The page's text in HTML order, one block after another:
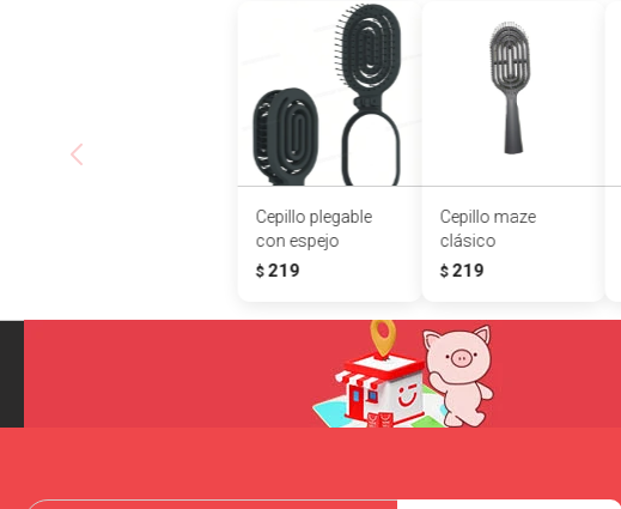
Cepillo plegable
con espejo
$ 219
Cepillo maze
clásico
$ 219